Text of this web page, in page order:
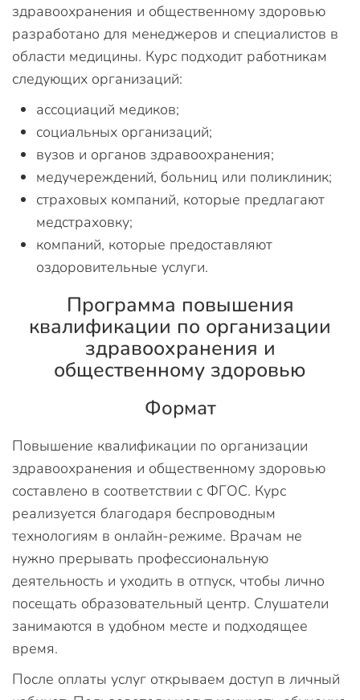
здравоохранения и общественному здоровью
разработано для менеджеров и специалистов в
области медицины. Курс подходит работникам
следующих организаций:
ассоциаций медиков;
социальных организаций;
вузов и органов здравоохранения;
медучереждений, больниц или поликлиник;
страховых компаний, которые предлагают
медстраховку;
компаний, которые предоставляют
оздоровительные услуги.
Программа повышения
квалификации по организации
здравоохранения и
общественному здоровью
Формат
Повышение квалификации по организации
здравоохранения и общественному здоровью
составлено в соответствии с ФГОС. Курс
реализуется благодаря беспроводным
технологиям в онлайн-режиме. Врачам не
нужно прерывать профессиональную
деятельность и уходить в отпуск, чтобы лично
посещать образовательный центр. Слушатели
занимаются в удобном месте и подходящее
время.
После оплаты услуг открываем доступ в личный